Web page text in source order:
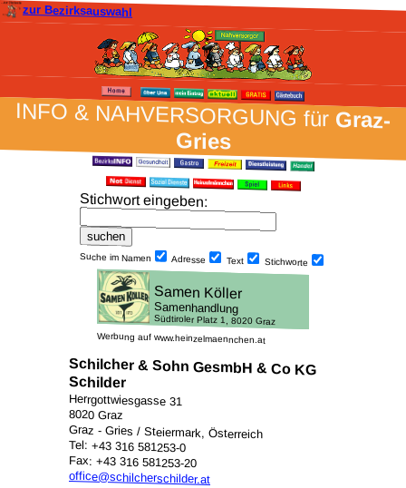
zur Bezirksauswahl
INFO & NAH­VER­SORG­UNG fürGraz-
Gries
Stich­wort ein­geben:
Suche im Namen Adresse Text Stich­worte
Werbung auf www.heinzelmaennchen.at
Schilcher & Sohn GesmbH & Co KG
Schilder
Herrgottwiesgasse 31
8020 Graz
Graz - Gries / Steiermark, Österreich
Tel: +43 316 581253-0
Fax: +43 316 581253-20
office@schilcherschilder.at